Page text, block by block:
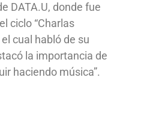
DATA.U, donde fue
ciclo “Charlas
cual habló de su
la importancia de
haciendo música”.